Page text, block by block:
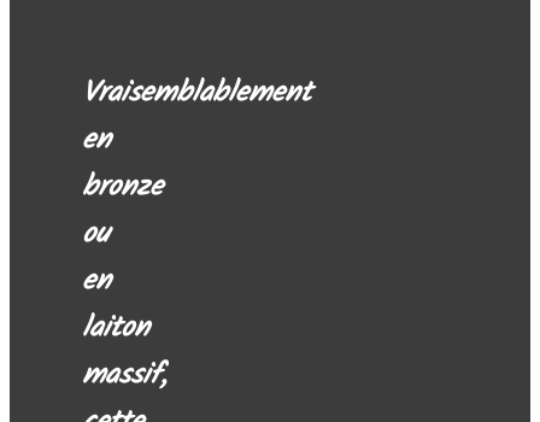
Vraisemblablement
en
bronze
ou
en
laiton
massif,